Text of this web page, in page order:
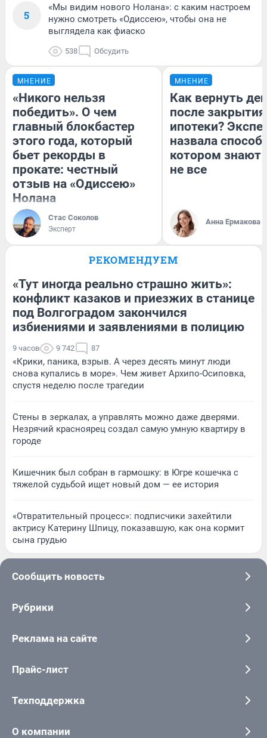
5
«Мы видим нового Нолана»: с каким настроем
нужно смотреть «Одиссею», чтобы она не
выглядела как фиаско
538 Обсудить
МНЕНИЕ
«Никого нельзя
победить». О чем
главный блокбастер
этого года, который
бьет рекорды в
прокате: честный
отзыв на «Одиссею»
Нолана
Стас Соколов
Эксперт
МНЕНИЕ
Как вернуть
после закрытия
ипотеки?
назвала
котором знают
не все
Анна Ермакова
РЕКОМЕНДУЕМ
«Тут иногда реально страшно жить»:
конфликт казаков и приезжих в станице
под Волгоградом закончился
избиениями и заявлениями в полицию
9 часов 9 742 87
«Крики, паника, взрыв. А через десять минут люди
снова купались в море». Чем живет Архипо-Осиповка,
спустя неделю после трагедии
Стены в зеркалах, а управлять можно даже дверями.
Незрячий красноярец создал самую умную квартиру в
городе
Кишечник был собран в гармошку: в Югре кошечка с
тяжелой судьбой ищет новый дом — ее история
«Отвратительный процесс»: подписчики захейтили
актрису Катерину Шпицу, показавшую, как она кормит
сына грудью
Сообщить новость
Рубрики
Реклама на сайте
Прайс-лист
Техподдержка
О компании